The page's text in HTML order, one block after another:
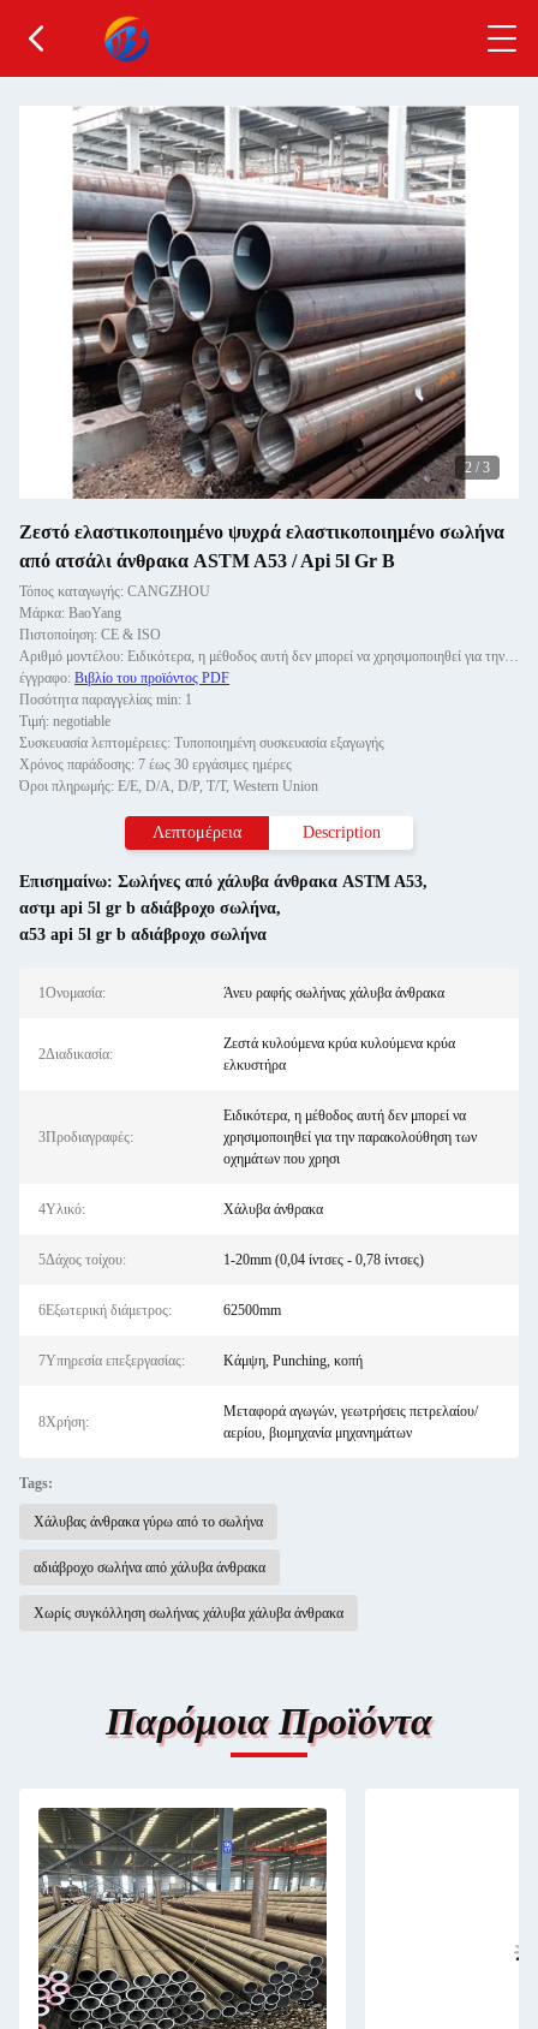
2 / 3
Ζεστό ελαστικοποιημένο ψυχρά ελαστικοποιημένο σωλήνα
από ατσάλι άνθρακα ASTM A53 / Api 5l Gr B
Τόπος καταγωγής: CANGZHOU
Μάρκα: BaoYang
Πιστοποίηση: CE & ISO
Αριθμό μοντέλου: Ειδικότερα, η μέθοδος αυτή δεν μπορεί να χρησιμοποιηθεί για την παρακολούθηση των οχημάτων που χρησι
έγγραφο: Βιβλίο του προϊόντος PDF
Ποσότητα παραγγελίας min: 1
Τιμή: negotiable
Συσκευασία λεπτομέρειες: Τυποποιημένη συσκευασία εξαγωγής
Χρόνος παράδοσης: 7 έως 30 εργάσιμες ημέρες
Όροι πληρωμής: Ε/Ε, D/A, D/P, T/T, Western Union
Λεπτομέρεια Description
Επισημαίνω: Σωλήνες από χάλυβα άνθρακα ASTM A53,
αστμ api 5l gr b αδιάβροχο σωλήνα,
α53 api 5l gr b αδιάβροχο σωλήνα
1Ονομασία: Άνευ ραφής σωλήνας χάλυβα άνθρακα
2Διαδικασία:
Ζεστά κυλούμενα κρύα κυλούμενα κρύα
ελκυστήρα
3Προδιαγραφές:
Ειδικότερα, η μέθοδος αυτή δεν μπορεί να
χρησιμοποιηθεί για την παρακολούθηση των
οχημάτων που χρησι
4Υλικό: Χάλυβα άνθρακα
5Δάχος τοίχου: 1-20mm (0,04 ίντσες - 0,78 ίντσες)
6Εξωτερική διάμετρος: 62500mm
7Υπηρεσία επεξεργασίας: Κάμψη, Punching, κοπή
8Χρήση:
Μεταφορά αγωγών, γεωτρήσεις πετρελαίου/
αερίου, βιομηχανία μηχανημάτων
Tags:
Χάλυβας άνθρακα γύρω από το σωλήνα
αδιάβροχο σωλήνα από χάλυβα άνθρακα
Χωρίς συγκόλληση σωλήνας χάλυβα χάλυβα άνθρακα
Παρόμοια Προϊόντα